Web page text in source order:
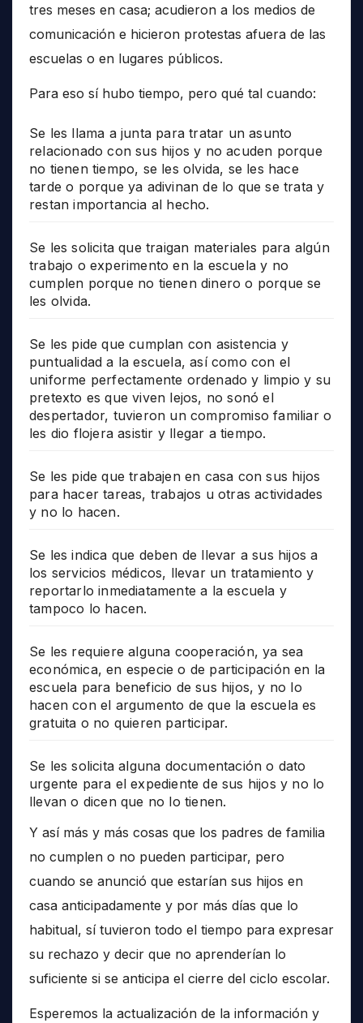
tres meses en casa; acudieron a los medios de
comunicación e hicieron protestas afuera de las
escuelas o en lugares públicos.
Para eso sí hubo tiempo, pero qué tal cuando:
Se les llama a junta para tratar un asunto
relacionado con sus hijos y no acuden porque
no tienen tiempo, se les olvida, se les hace
tarde o porque ya adivinan de lo que se trata y
restan importancia al hecho.
Se les solicita que traigan materiales para algún
trabajo o experimento en la escuela y no
cumplen porque no tienen dinero o porque se
les olvida.
Se les pide que cumplan con asistencia y
puntualidad a la escuela, así como con el
uniforme perfectamente ordenado y limpio y su
pretexto es que viven lejos, no sonó el
despertador, tuvieron un compromiso familiar o
les dio flojera asistir y llegar a tiempo.
Se les pide que trabajen en casa con sus hijos
para hacer tareas, trabajos u otras actividades
y no lo hacen.
Se les indica que deben de llevar a sus hijos a
los servicios médicos, llevar un tratamiento y
reportarlo inmediatamente a la escuela y
tampoco lo hacen.
Se les requiere alguna cooperación, ya sea
económica, en especie o de participación en la
escuela para beneficio de sus hijos, y no lo
hacen con el argumento de que la escuela es
gratuita o no quieren participar.
Se les solicita alguna documentación o dato
urgente para el expediente de sus hijos y no lo
llevan o dicen que no lo tienen.
Y así más y más cosas que los padres de familia
no cumplen o no pueden participar, pero
cuando se anunció que estarían sus hijos en
casa anticipadamente y por más días que lo
habitual, sí tuvieron todo el tiempo para expresar
su rechazo y decir que no aprenderían lo
suficiente si se anticipa el cierre del ciclo escolar.
Esperemos la actualización de la información y